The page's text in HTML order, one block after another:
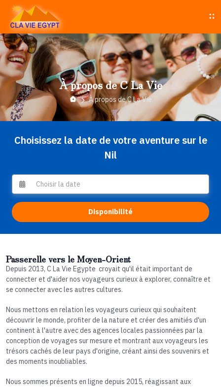
À propos de C La Vie
À propos de C La Vie
Choisissez la date de votre aventure sur le
Nil
Disponibilité
Passerelle vers le Moyen-Orient
Depuis 2013, C La Vie Egypte croyait qu'il était important de
connecter et d'aider nos voyageurs curieux à explorer, connaître et
se connecter avec les autres cultures.
Nous mettons en relation les voyageurs curieux qui souhaitent
découvrir le monde, profiter de la nature et créer des amitiés d'un
continent à l'autre avec des agences locales passionnées par la
conception de voyages sur mesure et montrant aux voyageurs les
trésors cachés de leur pays d'origine, créant ainsi des souvenirs et
des moments inoubliables.
Nous sommes présents en ligne depuis 2015, réagissant aux